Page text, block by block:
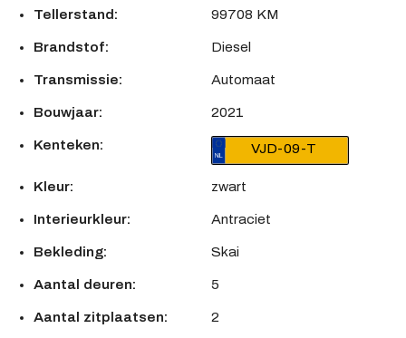
Tellerstand: 99708 KM
Brandstof: Diesel
Transmissie: Automaat
Bouwjaar: 2021
Kenteken: VJD-09-T
Kleur: zwart
Interieurkleur: Antraciet
Bekleding: Skai
Aantal deuren: 5
Aantal zitplaatsen: 2